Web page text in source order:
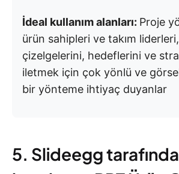
İdeal kullanım alanları: Proje
ürün sahipleri ve takım
çizelgelerini, hedeflerini ve
iletmek için çok yönlü ve
bir yönteme ihtiyaç duyanlar
5. Slideegg